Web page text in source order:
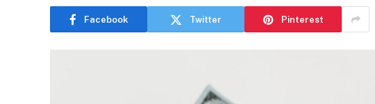
Facebook Twitter Pinterest